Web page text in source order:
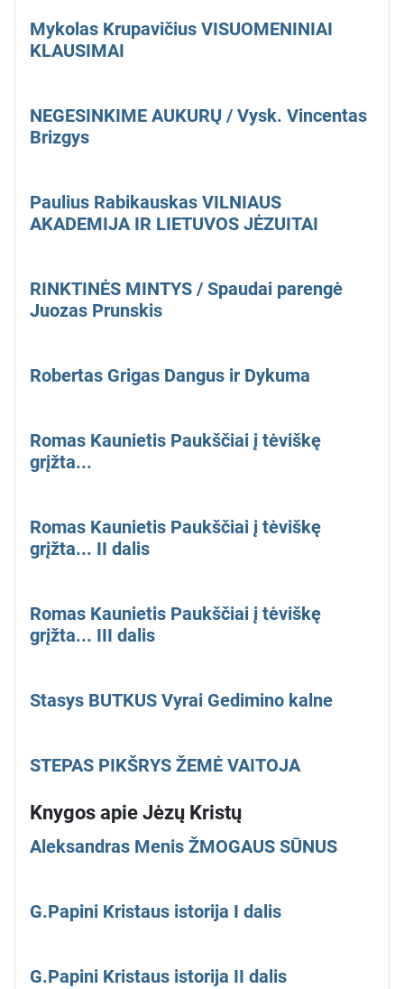
Mykolas Krupavičius VISUOMENINIAI
KLAUSIMAI
NEGESINKIME AUKURŲ / Vysk. Vincentas
Brizgys
Paulius Rabikauskas VILNIAUS
AKADEMIJA IR LIETUVOS JĖZUITAI
RINKTINĖS MINTYS / Spaudai parengė
Juozas Prunskis
Robertas Grigas Dangus ir Dykuma
Romas Kaunietis Paukščiai į tėviškę
grįžta...
Romas Kaunietis Paukščiai į tėviškę
grįžta... II dalis
Romas Kaunietis Paukščiai į tėviškę
grįžta... III dalis
Stasys BUTKUS Vyrai Gedimino kalne
STEPAS PIKŠRYS ŽEMĖ VAITOJA
Knygos apie Jėzų Kristų
Aleksandras Menis ŽMOGAUS SŪNUS
G.Papini Kristaus istorija I dalis
G.Papini Kristaus istorija II dalis